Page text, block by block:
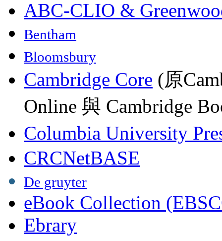
ABC-CLIO &
Bentham
Bloomsbury
Cambridge Core (原
Online 與 Cambridge
Columbia University
CRCNetBASE
De gruyter
eBook Collection
Ebrary